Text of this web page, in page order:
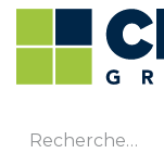
Se rendre au